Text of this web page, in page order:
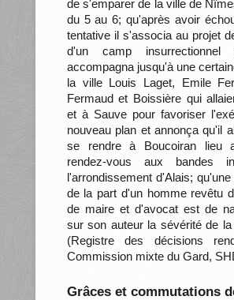
de s'emparer de la ville de
du 5 au 6; qu'après avoir
tentative il s'associa au projet
d'un camp insurrectionnel
accompagna jusqu'à une
la ville Louis Laget, Emile
Fermaud et Boissière qui
et à Sauve pour favoriser
nouveau plan et annonça qu'il
se rendre à Boucoiran lieu
rendez-vous aux bandes
l'arrondissement d'Alais; qu'une
de la part d'un homme revêtu
de maire et d'avocat est de
sur son auteur la sévérité de
(Registre des décisions
Commission mixte du Gard,
Grâces et commutations